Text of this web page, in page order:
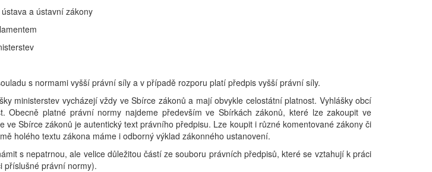
a ústavní zákony
s normami vyšší právní síly a v případě rozporu platí předpis vyšší právní síly.
ministerstev vycházejí vždy ve Sbírce zákonů a mají obvykle celostátní platnost. Vyhlášky obcí
Obecně platné právní normy najdeme především ve Sbírkách zákonů, které lze zakoupit ve
ve Sbírce zákonů je autentický text právního předpisu. Lze koupit i různé komentované zákony či
holého textu zákona máme i odborný výklad zákonného ustanovení.
s nepatrnou, ale velice důležitou částí ze souboru právních předpisů, které se vztahují k práci
příslušné právní normy).